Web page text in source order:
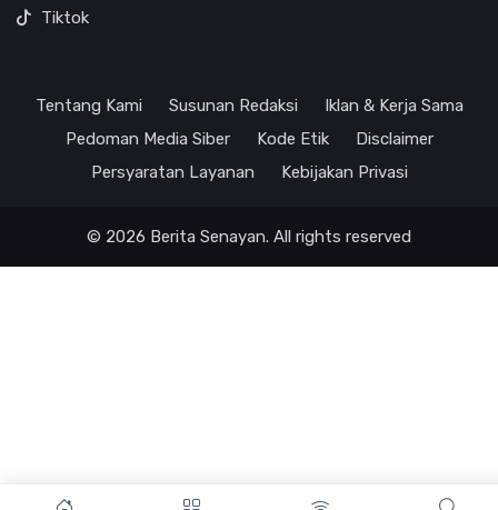
Tiktok
Tentang Kami Susunan Redaksi
Iklan & Kerja Sama
Pedoman Media Siber
Kode Etik
Disclaimer
Persyaratan Layanan
Kebijakan Privasi
© 2026 Berita Senayan. All rights reserved